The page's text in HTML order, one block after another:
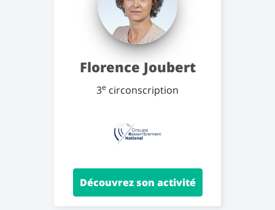
Florence Joubert
3e circonscription
Découvrez son activité